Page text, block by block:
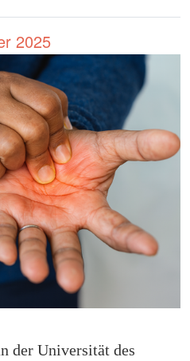
2025
der Universität des